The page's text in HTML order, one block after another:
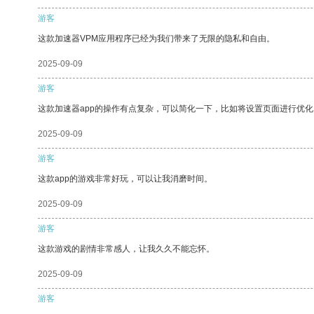
游客
这款加速器VPM应用程序已经为我们带来了无限的隐私和自由。
2025-09-09
游客
这款加速器app的操作有点复杂，可以简化一下，比如将设置页面进行优
2025-09-09
游客
这款app的游戏非常好玩，可以让我消磨时间。
2025-09-09
游客
这款游戏的剧情非常感人，让我久久不能忘怀。
2025-09-09
游客